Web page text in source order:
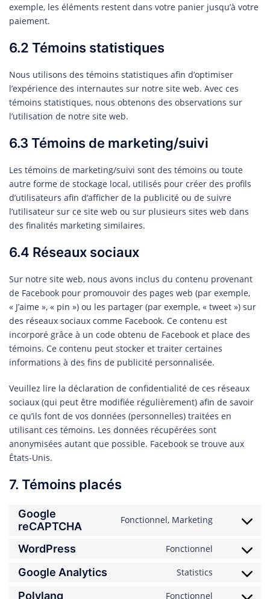
exemple, les éléments restent dans votre panier jusqu’à votre
paiement.
6.2 Témoins statistiques
Nous utilisons des témoins statistiques afin d’optimiser
l’expérience des internautes sur notre site web. Avec ces
témoins statistiques, nous obtenons des observations sur
l’utilisation de notre site web.
6.3 Témoins de marketing/suivi
Les témoins de marketing/suivi sont des témoins ou toute
autre forme de stockage local, utilisés pour créer des profils
d’utilisateurs afin d’afficher de la publicité ou de suivre
l’utilisateur sur ce site web ou sur plusieurs sites web dans
des finalités marketing similaires.
6.4 Réseaux sociaux
Sur notre site web, nous avons inclus du contenu provenant
de Facebook pour promouvoir des pages web (par exemple,
« J’aime », « pin ») ou les partager (par exemple, « tweet ») sur
des réseaux sociaux comme Facebook. Ce contenu est
incorporé grâce à un code obtenu de Facebook et place des
témoins. Ce contenu peut stocker et traiter certaines
informations à des fins de publicité personnalisée.
Veuillez lire la déclaration de confidentialité de ces réseaux
sociaux (qui peut être modifiée régulièrement) afin de savoir
ce qu’ils font de vos données (personnelles) traitées en
utilisant ces témoins. Les données récupérées sont
anonymisées autant que possible. Facebook se trouve aux
États-Unis.
7. Témoins placés
Google
reCAPTCHA
Fonctionnel, Marketing
Consent
service
recaptcha
WordPress Fonctionnel
Consent
wordpress
Google Analytics Statistics
Consent
Polylang Fonctionnel